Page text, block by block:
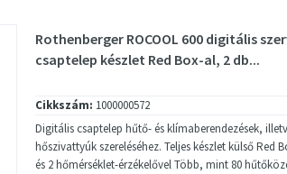
Rothenberger ROCOOL 600 digitális
csaptelep készlet Red Box-al, 2 db...
Cikkszám: 1000000572
Digitális csaptelep hűtő- és klímaberendezések,
hőszivattyúk szereléséhez. Teljes készlet külső Red
és 2 hőmérséklet-érzékelővel Több, mint 80